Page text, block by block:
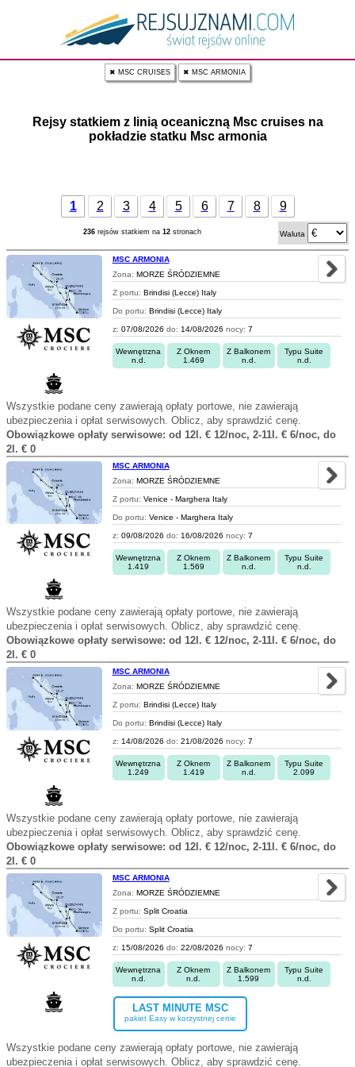
✖ MSC CRUISES ✖ MSC ARMONIA
Rejsy statkiem z linią oceaniczną Msc cruises na
pokładzie statku Msc armonia
1 2 3 4 5 6 7 8 9
236 rejsów statkiem na 12 stronach Waluta
MSC ARMONIA
Zona: MORZE ŚRÓDZIEMNE
Z portu: Brindisi (Lecce) Italy
Do portu: Brindisi (Lecce) Italy
z: 07/08/2026 do: 14/08/2026 nocy: 7
Wewnętrzna
n.d.
Z Oknem
1.469
Z Balkonem
n.d.
Typu Suite
n.d.
Wszystkie podane ceny zawierają opłaty portowe, nie zawierają
ubezpieczenia i opłat serwisowych. Oblicz, aby sprawdzić cenę.
Obowiązkowe opłaty serwisowe: od 12l. € 12/noc, 2-11l. € 6/noc, do
2l. € 0
MSC ARMONIA
Zona: MORZE ŚRÓDZIEMNE
Z portu: Venice - Marghera Italy
Do portu: Venice - Marghera Italy
z: 09/08/2026 do: 16/08/2026 nocy: 7
Wewnętrzna
1.419
Z Oknem
1.569
Z Balkonem
n.d.
Typu Suite
n.d.
Wszystkie podane ceny zawierają opłaty portowe, nie zawierają
ubezpieczenia i opłat serwisowych. Oblicz, aby sprawdzić cenę.
Obowiązkowe opłaty serwisowe: od 12l. € 12/noc, 2-11l. € 6/noc, do
2l. € 0
MSC ARMONIA
Zona: MORZE ŚRÓDZIEMNE
Z portu: Brindisi (Lecce) Italy
Do portu: Brindisi (Lecce) Italy
z: 14/08/2026 do: 21/08/2026 nocy: 7
Wewnętrzna
1.249
Z Oknem
1.419
Z Balkonem
n.d.
Typu Suite
2.099
Wszystkie podane ceny zawierają opłaty portowe, nie zawierają
ubezpieczenia i opłat serwisowych. Oblicz, aby sprawdzić cenę.
Obowiązkowe opłaty serwisowe: od 12l. € 12/noc, 2-11l. € 6/noc, do
2l. € 0
MSC ARMONIA
Zona: MORZE ŚRÓDZIEMNE
Z portu: Split Croatia
Do portu: Split Croatia
z: 15/08/2026 do: 22/08/2026 nocy: 7
Wewnętrzna
n.d.
Z Oknem
n.d.
Z Balkonem
1.599
Typu Suite
n.d.
LAST MINUTE MSC
pakiet Easy w korzystnej cenie
Wszystkie podane ceny zawierają opłaty portowe, nie zawierają
ubezpieczenia i opłat serwisowych. Oblicz, aby sprawdzić cenę.